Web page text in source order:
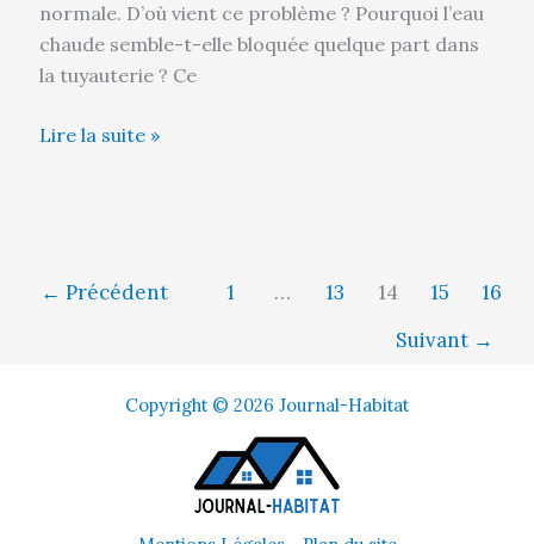
normale. D’où vient ce problème ? Pourquoi l’eau
chaude semble-t-elle bloquée quelque part dans
la tuyauterie ? Ce
Lire la suite »
← Précédent 1 … 13 14 15
16
Suivant →
Copyright © 2026 Journal-Habitat